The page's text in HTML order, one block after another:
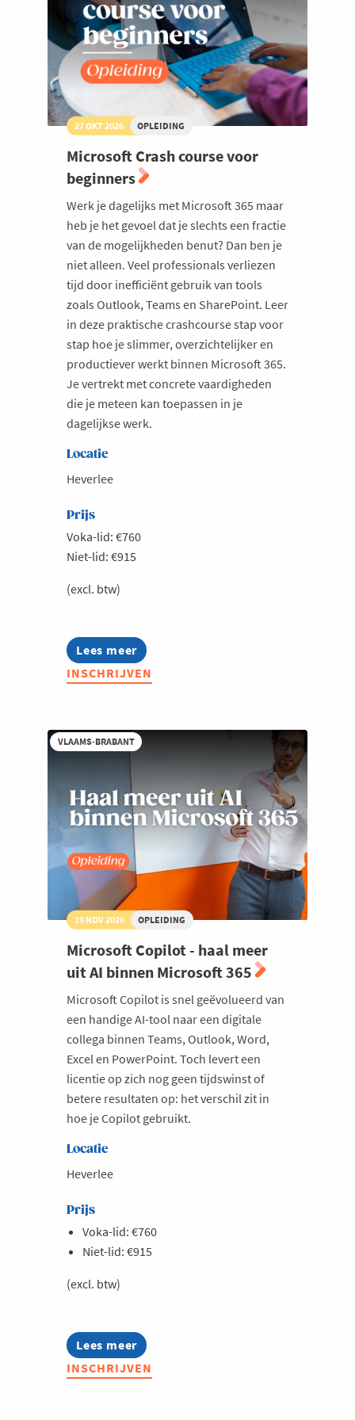
sales
futureproof
27 OKT 2026 OPLEIDING
Microsoft Crash course voor
beginners
Werk je dagelijks met Microsoft 365 maar
heb je het gevoel dat je slechts een fractie
van de mogelijkheden benut? Dan ben je
niet alleen. Veel professionals verliezen
tijd door inefficiënt gebruik van tools
zoals Outlook, Teams en SharePoint. Leer
in deze praktische crashcourse stap voor
stap hoe je slimmer, overzichtelijker en
productiever werkt binnen Microsoft 365.
Je vertrekt met concrete vaardigheden
die je meteen kan toepassen in je
dagelijkse werk.
Locatie
Heverlee
Prijs
Voka-lid: €760
Niet-lid: €915
(excl. btw)
Lees meer
about
Microsoft
Crash
INSCHRIJVEN
VLAAMS-BRABANT
19 NOV 2026 OPLEIDING
Microsoft Copilot - haal meer
uit AI binnen Microsoft 365
Microsoft Copilot is snel geëvolueerd van
een handige AI-tool naar een digitale
collega binnen Teams, Outlook, Word,
Excel en PowerPoint. Toch levert een
licentie op zich nog geen tijdswinst of
betere resultaten op: het verschil zit in
hoe je Copilot gebruikt.
Locatie
Heverlee
Prijs
Voka-lid: €760
Niet-lid: €915
(excl. btw)
Lees meer
about
Microsoft
Copilot
INSCHRIJVEN